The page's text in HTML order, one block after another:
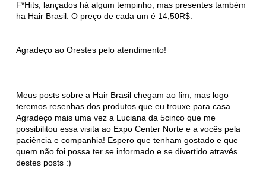
F*Hits, lançados há algum tempinho, mas presentes também
ha Hair Brasil. O preço de cada um é 14,50R$.
Agradeço ao Orestes pelo atendimento!
Meus posts sobre a Hair Brasil chegam ao fim, mas logo
teremos resenhas dos produtos que eu trouxe para casa.
Agradeço mais uma vez a Luciana da 5cinco que me
possibilitou essa visita ao Expo Center Norte e a vocês pela
paciência e companhia! Espero que tenham gostado e que
quem não foi possa ter se informado e se divertido através
destes posts :)